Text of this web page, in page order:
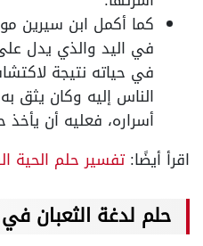
كما أكمل ابن سيرين
في اليد والذي يدل
في حياته نتيجة
الناس إليه وكان يثق
أسراره، فعليه أن
اقرأ أيضًا:تفسير حلم الحية
حلم لدغة الثعبان